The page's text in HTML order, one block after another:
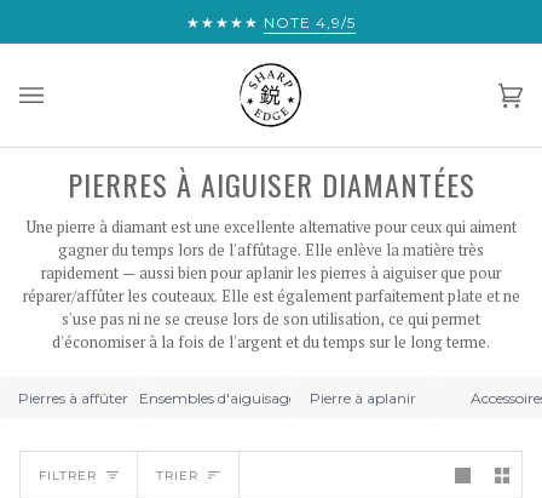
VOUS ÊTES À UN CHEVEU DE LA
★★★★★ NOTE 4,9/5
PIERRES À AIGUISER DIAMANTÉES
Une pierre à diamant est une excellente alternative pour ceux qui aiment
gagner du temps lors de l'affûtage. Elle enlève la matière très
rapidement — aussi bien pour aplanir les pierres à aiguiser que pour
réparer/affûter les couteaux. Elle est également parfaitement plate et ne
s'use pas ni ne se creuse lors de son utilisation, ce qui permet
d'économiser à la fois de l'argent et du temps sur le long terme.
Pierres à affûter Ensembles d'aiguisage Pierre à aplanir
FILTRER TRIER
TRIER